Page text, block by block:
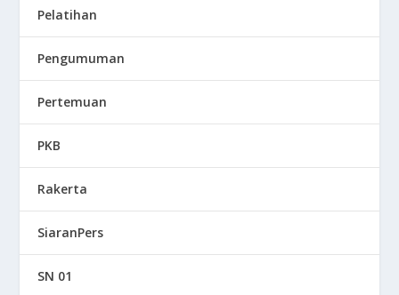
Pelatihan
Pengumuman
Pertemuan
PKB
Rakerta
SiaranPers
SN 01